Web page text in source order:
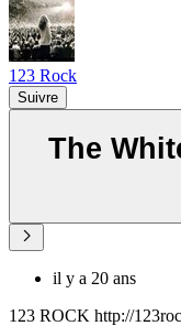
123 Rock
Suivre
The
il y a 20 ans
123 ROCK http://